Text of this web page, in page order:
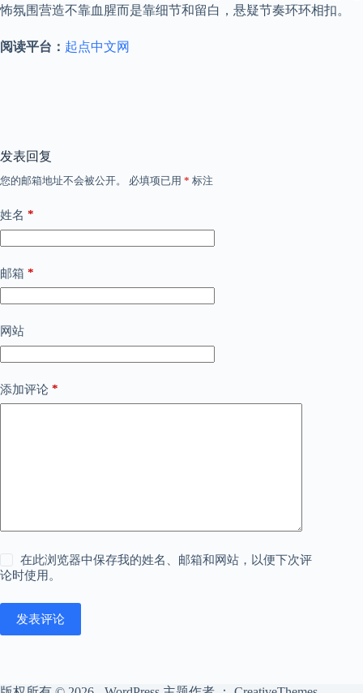
怖氛围营造不靠血腥而是靠细节和留白，悬疑节奏环环相扣。
阅读平台： 起点中文网
发表回复
您的邮箱地址不会被公开。 必填项已用 * 标注
姓名 *
邮箱 *
网站
添加评论 *
在此浏览器中保存我的姓名、邮箱和网站，以便下次评
论时使用。
发表评论